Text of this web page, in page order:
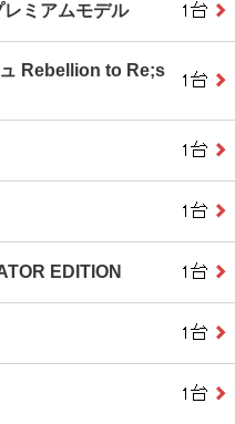
ミアムモデル
Rebellion to Re;s
EDITION